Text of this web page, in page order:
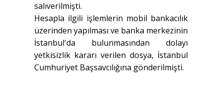
salıverilmişti.
Hesapla ilgili işlemlerin mobil bankacılık
üzerinden yapılması ve banka merkezinin
İstanbul'da bulunmasından dolayı
yetkisizlik kararı verilen dosya, İstanbul
Cumhuriyet Başsavcılığına gönderilmişti.